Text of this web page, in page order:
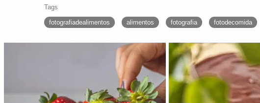
Tags
fotografiadealimentos alimentos fotografia fotodecomida